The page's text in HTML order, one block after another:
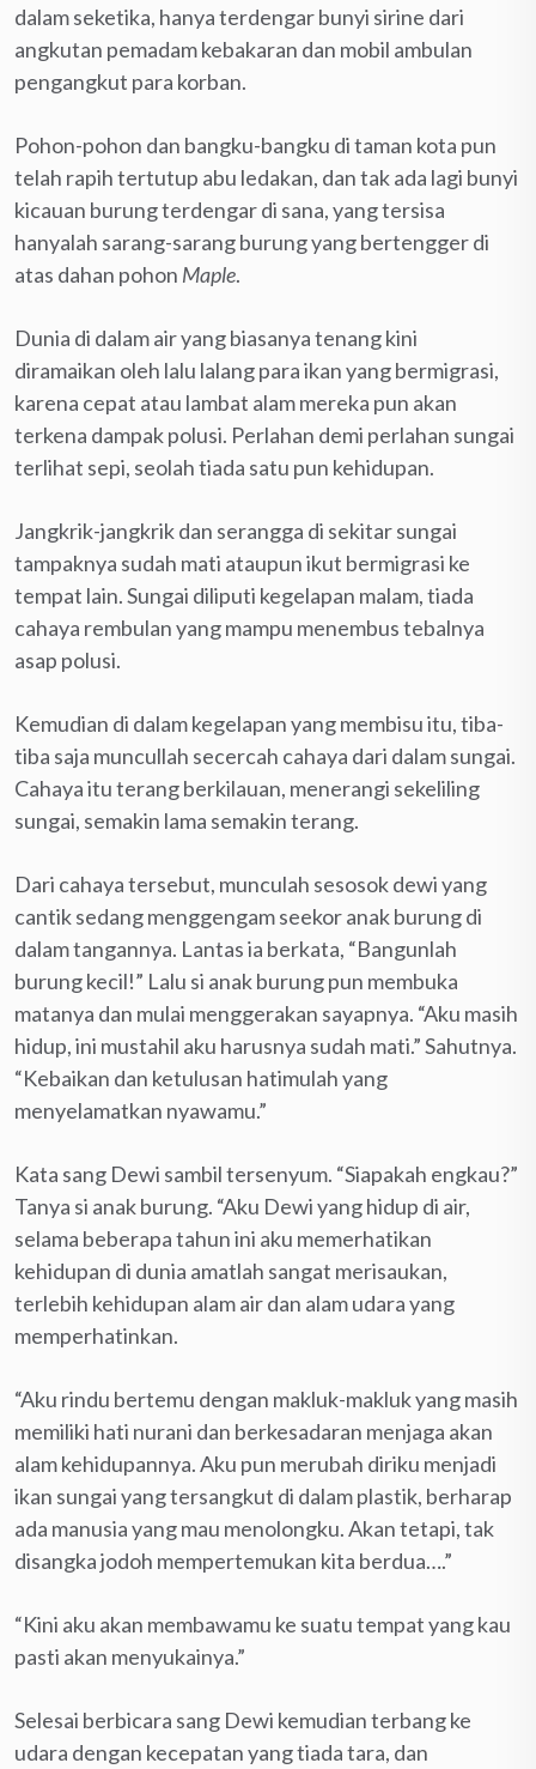
dalam seketika, hanya terdengar bunyi sirine dari
angkutan pemadam kebakaran dan mobil ambulan
pengangkut para korban.
Pohon-pohon dan bangku-bangku di taman kota pun
telah rapih tertutup abu ledakan, dan tak ada lagi bunyi
kicauan burung terdengar di sana, yang tersisa
hanyalah sarang-sarang burung yang bertengger di
atas dahan pohon Maple.
Dunia di dalam air yang biasanya tenang kini
diramaikan oleh lalu lalang para ikan yang bermigrasi,
karena cepat atau lambat alam mereka pun akan
terkena dampak polusi. Perlahan demi perlahan sungai
terlihat sepi, seolah tiada satu pun kehidupan.
Jangkrik-jangkrik dan serangga di sekitar sungai
tampaknya sudah mati ataupun ikut bermigrasi ke
tempat lain. Sungai diliputi kegelapan malam, tiada
cahaya rembulan yang mampu menembus tebalnya
asap polusi.
Kemudian di dalam kegelapan yang membisu itu, tiba-
tiba saja muncullah secercah cahaya dari dalam sungai.
Cahaya itu terang berkilauan, menerangi sekeliling
sungai, semakin lama semakin terang.
Dari cahaya tersebut, munculah sesosok dewi yang
cantik sedang menggengam seekor anak burung di
dalam tangannya. Lantas ia berkata, “Bangunlah
burung kecil!” Lalu si anak burung pun membuka
matanya dan mulai menggerakan sayapnya. “Aku masih
hidup, ini mustahil aku harusnya sudah mati.” Sahutnya.
“Kebaikan dan ketulusan hatimulah yang
menyelamatkan nyawamu.”
Kata sang Dewi sambil tersenyum. “Siapakah engkau?”
Tanya si anak burung. “Aku Dewi yang hidup di air,
selama beberapa tahun ini aku memerhatikan
kehidupan di dunia amatlah sangat merisaukan,
terlebih kehidupan alam air dan alam udara yang
memperhatinkan.
“Aku rindu bertemu dengan makluk-makluk yang masih
memiliki hati nurani dan berkesadaran menjaga akan
alam kehidupannya. Aku pun merubah diriku menjadi
ikan sungai yang tersangkut di dalam plastik, berharap
ada manusia yang mau menolongku. Akan tetapi, tak
disangka jodoh mempertemukan kita berdua….”
“Kini aku akan membawamu ke suatu tempat yang kau
pasti akan menyukainya.”
Selesai berbicara sang Dewi kemudian terbang ke
udara dengan kecepatan yang tiada tara, dan